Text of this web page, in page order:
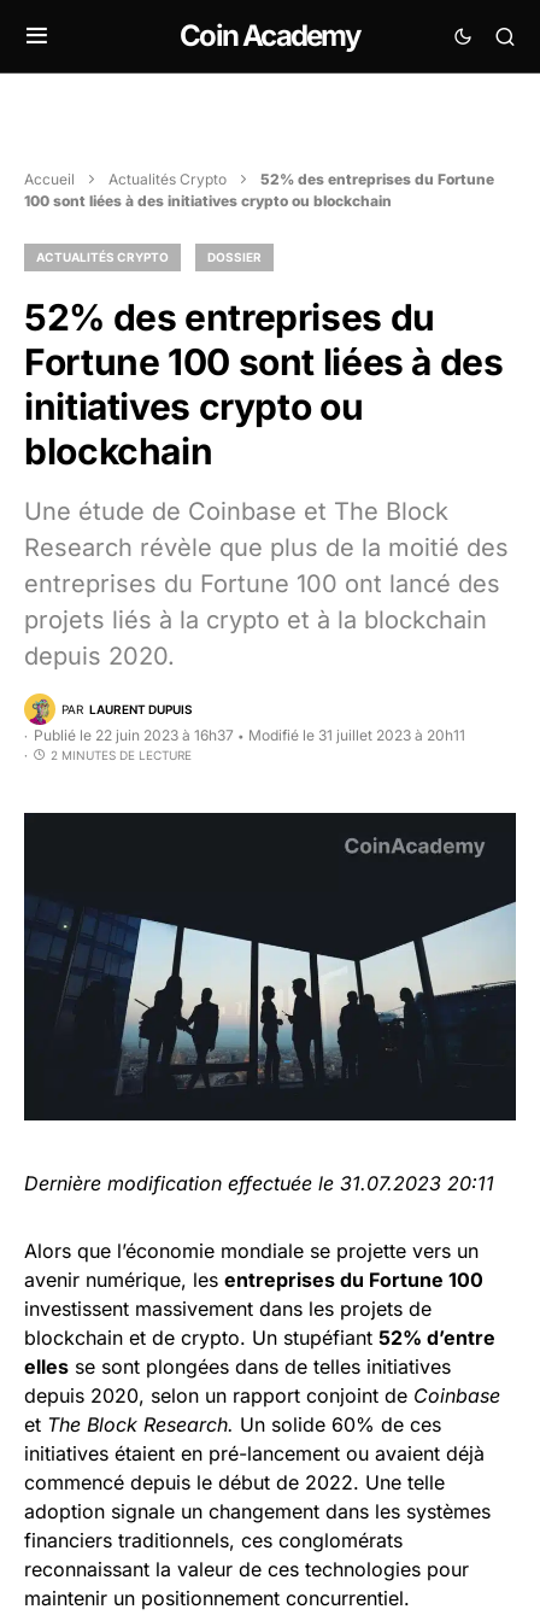
Coin Academy
Accueil Actualités Crypto
52% des entreprises du Fortune
100 sont liées à des initiatives crypto ou blockchain
ACTUALITÉS CRYPTO DOSSIER
52% des entreprises du
Fortune 100 sont liées à des
initiatives crypto ou
blockchain
Une étude de Coinbase et The Block
Research révèle que plus de la moitié des
entreprises du Fortune 100 ont lancé des
projets liés à la crypto et à la blockchain
depuis 2020.
PAR LAURENT DUPUIS
Publié le 22 juin 2023 à 16h37 • Modifié le 31 juillet 2023 à 20h11
2 MINUTES DE LECTURE
Dernière modification effectuée le 31.07.2023 20:11
Alors que l’économie mondiale se projette vers un
avenir numérique, les entreprises du Fortune 100
investissent massivement dans les projets de
blockchain et de crypto. Un stupéfiant 52% d’entre
elles se sont plongées dans de telles initiatives
depuis 2020, selon un rapport conjoint de Coinbase
et The Block Research. Un solide 60% de ces
initiatives étaient en pré-lancement ou avaient déjà
commencé depuis le début de 2022. Une telle
adoption signale un changement dans les systèmes
financiers traditionnels, ces conglomérats
reconnaissant la valeur de ces technologies pour
maintenir un positionnement concurrentiel.